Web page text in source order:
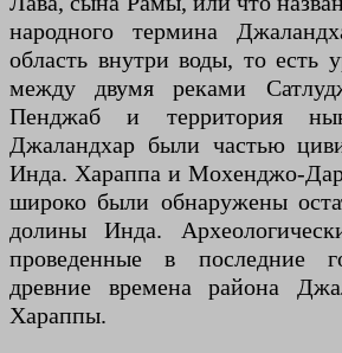
народного термина
область внутри воды, то есть
между двумя реками
Пенджаб и территория
Джаландхар были частью
Инда. Хараппа и Мохенджо-
широко были обнаружены
долины Инда.
проведенные в последние
древние времена района
Хараппы.